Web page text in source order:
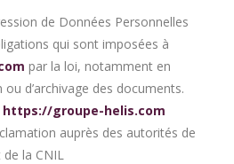
de Données Personnelles
qui sont imposées à
par la loi, notamment en
d’archivage des documents.
https://groupe-helis.com
auprès des autorités de
la CNIL